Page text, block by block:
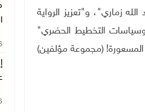
زماري"، و"تعزيز الرواية
وسياسات التخطيط الحضري"
المسعورة! (مجموعة مؤلفين)